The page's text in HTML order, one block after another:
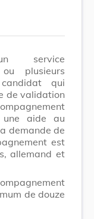
service
plusieurs
qui
de validation
une aide au
demande de
est
allemand et
de douze